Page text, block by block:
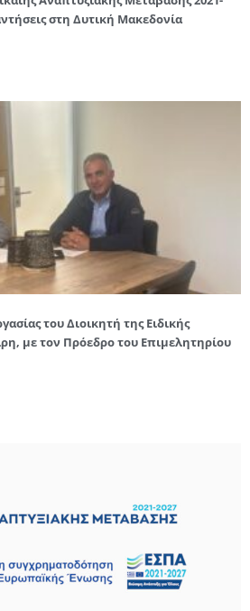
στη Δυτική Μακεδονία
του Διοικητή της Ειδικής
με τον Πρόεδρο του Επιμελητηρίου